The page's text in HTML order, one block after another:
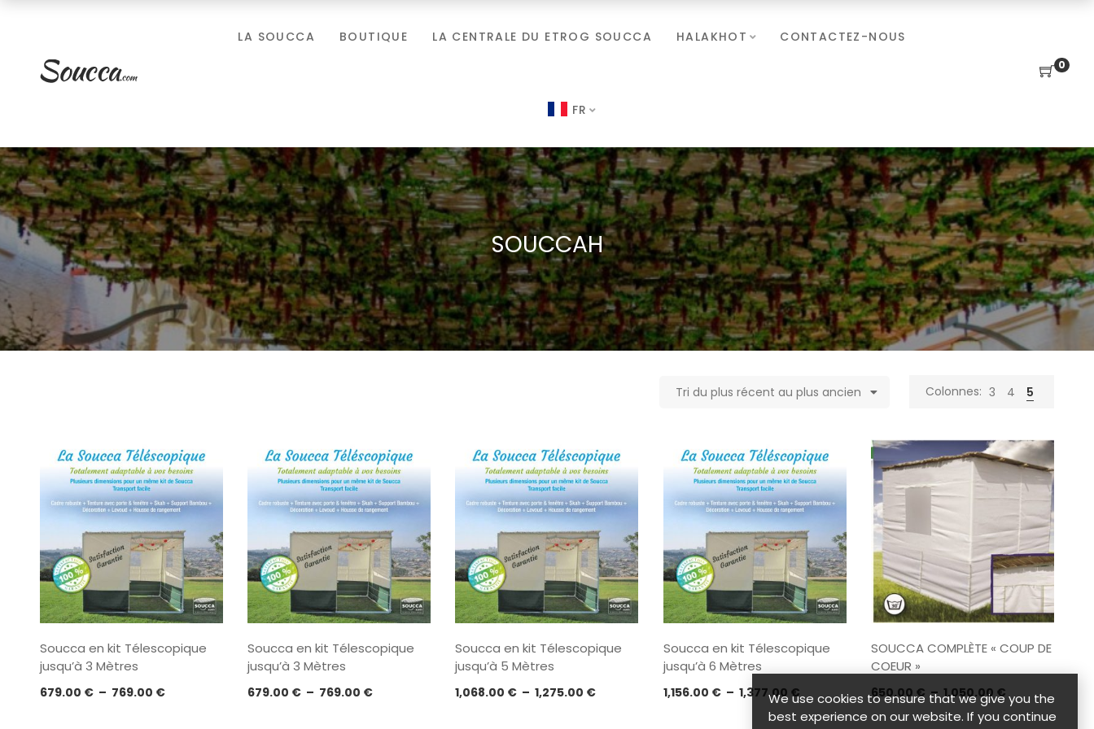
LA SOUCCA BOUTIQUE LA CENTRALE DU ETROG SOUCCA HALAKHOT CONTACTEZ-NOUS
FR
0
SOUCCAH
Tri du plus récent au plus ancien Colonnes: 3 4 5
Soucca en kit Télescopique
jusqu’à 3 Mètres
679.00 € – 769.00 €Plage
Soucca en kit Télescopique
jusqu’à 3 Mètres
679.00 € – 769.00 €Plage
Soucca en kit Télescopique
jusqu’à 5 Mètres
1,068.00 € – 1,275.00 €Plage
Soucca en kit Télescopique
jusqu’à 6 Mètres
1,156.00 € – 1,377.00 €Plage
SOUCCA COMPLÈTE « COUP DE
COEUR »
650.00 € – 1,050.00 €Plage
de
We use cookies to ensure that we give you the
best experience on our website. If you continue